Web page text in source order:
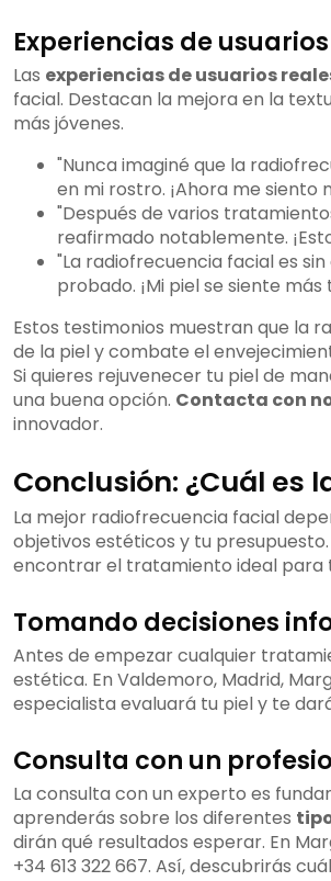
Experiencias de
Las experiencias de usuarios
facial. Destacan la mejora en la
más jóvenes.
"Nunca imaginé que la
en mi rostro. ¡Ahora me siento
"Después de varios
reafirmado notablemente.
"La radiofrecuencia facial es
probado. ¡Mi piel se siente más
Estos testimonios muestran que la
de la piel y combate el
Si quieres rejuvenecer tu piel de
una buena opción. Contacta con
innovador.
Conclusión: ¿Cuál es
La mejor radiofrecuencia facial
objetivos estéticos y tu
encontrar el tratamiento ideal para
Tomando decisiones
Antes de empezar cualquier
estética. En Valdemoro, Madrid,
especialista evaluará tu piel y te
Consulta con un
La consulta con un experto es
aprenderás sobre los diferentes
dirán qué resultados esperar. En
+34 613 322 667. Así, descubrirás